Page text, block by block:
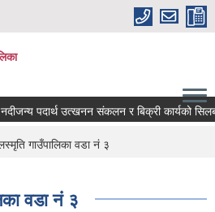
पदार्थ उत्खनन संकलन र बिक्री कार्यको सिलबन्दी
गाउँपालिका वडा नं ३
वडा नं ३